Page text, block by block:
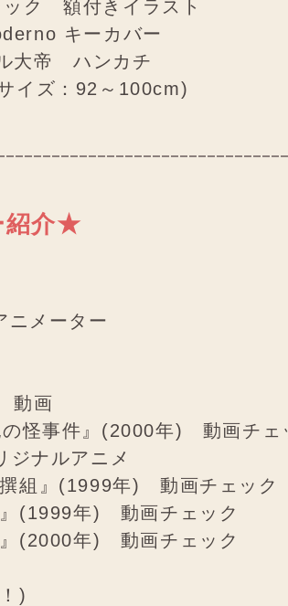
ック 額付きイラスト
キーカバー
大帝 ハンカチ
イズ：92～100cm)
紹介★
ニメーター
動画
の怪事件』(2000年) 動画チェ
ナルアニメ
組』(1999年) 動画チェック
』(1999年) 動画チェック
』(2000年) 動画チェック
)